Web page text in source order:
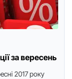
за вересень
2017 poку